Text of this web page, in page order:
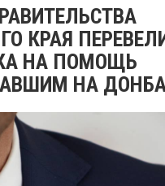
КРАЯ
НА ПОМОЩЬ
НА